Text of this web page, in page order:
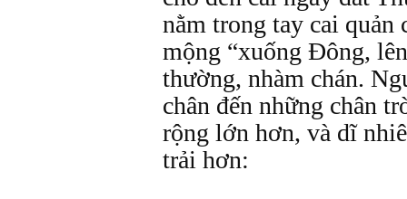
nằm trong tay cai
mộng “xuống Đông,
thường, nhàm chán.
chân đến những chân
rộng lớn hơn, và dĩ
trải hơn: